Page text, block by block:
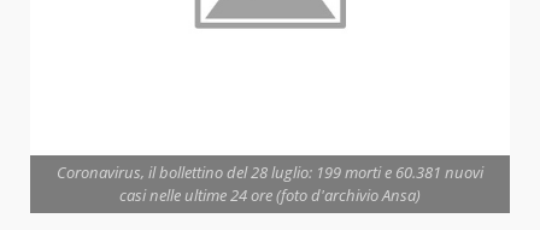
Coronavirus, il bollettino del 28 luglio: 199 morti e 60.381 nuovi
casi nelle ultime 24 ore (foto d'archivio Ansa)